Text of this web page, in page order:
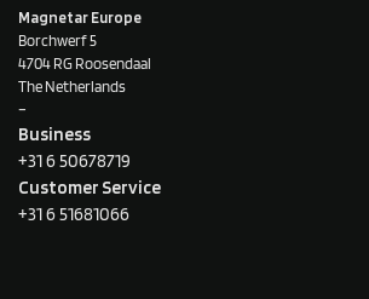
Magnetar Europe
Borchwerf 5
4704 RG Roosendaal
The Netherlands
–
Business
+31 6 50678719
Customer Service
+31 6 51681066